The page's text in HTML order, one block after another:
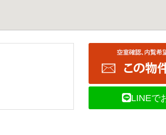
LINEで